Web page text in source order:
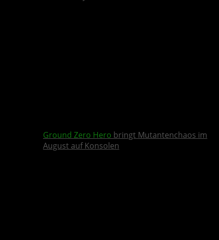
Ground Zero Hero bringt Mutantenchaos im
August auf Konsolen